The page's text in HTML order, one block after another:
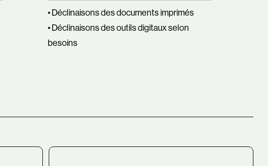
• Déclinaisons des documents imprimés
• Déclinaisons des outils digitaux selon
besoins